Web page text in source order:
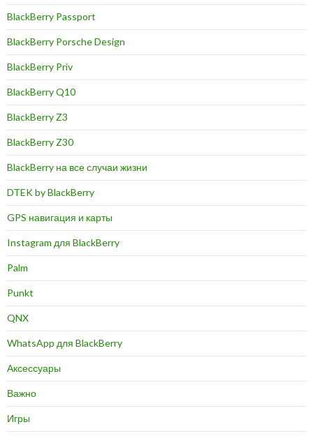
BlackBerry Passport
BlackBerry Porsche Design
BlackBerry Priv
BlackBerry Q10
BlackBerry Z3
BlackBerry Z30
BlackBerry на все случаи жизни
DTEK by BlackBerry
GPS навигация и карты
Instagram для BlackBerry
Palm
Punkt
QNX
WhatsApp для BlackBerry
Аксессуары
Важно
Игры